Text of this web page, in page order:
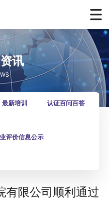
讯
最新培训 认证百问百答
评价信息公示
有限公司顺利通过